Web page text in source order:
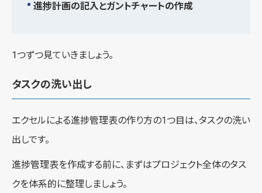
進捗計画の記入とガントチャートの作成
1つずつ見ていきましょう。
タスクの洗い出し
エクセルによる進捗管理表の作り方の1つ目は、タスクの洗い
出しです。
進捗管理表を作成する前に、まずはプロジェクト全体のタス
クを体系的に整理しましょう。